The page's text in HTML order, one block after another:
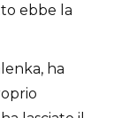
ebbe la
ha